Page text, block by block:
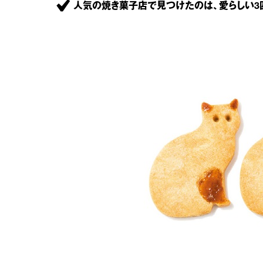
人気の焼き菓子店で見つけたのは、愛らしい3